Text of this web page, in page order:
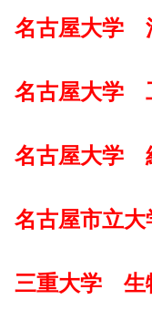
名古屋大学
名古屋大学
名古屋大学
名古屋市立
三重大学 生